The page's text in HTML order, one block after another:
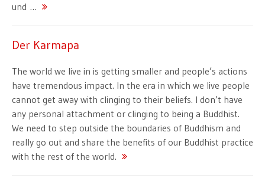
und …
Der Karmapa
The world we live in is getting smaller and people’s actions
have tremendous impact. In the era in which we live people
cannot get away with clinging to their beliefs. I don’t have
any personal attachment or clinging to being a Buddhist.
We need to step outside the boundaries of Buddhism and
really go out and share the benefits of our Buddhist practice
with the rest of the world.